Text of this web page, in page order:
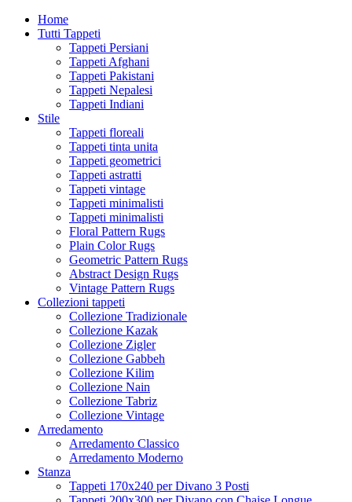
Home
Tutti Tappeti
Tappeti Persiani
Tappeti Afghani
Tappeti Pakistani
Tappeti Nepalesi
Tappeti Indiani
Stile
Tappeti floreali
Tappeti tinta unita
Tappeti geometrici
Tappeti astratti
Tappeti vintage
Tappeti minimalisti
Tappeti minimalisti
Floral Pattern Rugs
Plain Color Rugs
Geometric Pattern Rugs
Abstract Design Rugs
Vintage Pattern Rugs
Collezioni tappeti
Collezione Tradizionale
Collezione Kazak
Collezione Zigler
Collezione Gabbeh
Collezione Kilim
Collezione Nain
Collezione Tabriz
Collezione Vintage
Arredamento
Arredamento Classico
Arredamento Moderno
Stanza
Tappeti 170x240 per Divano 3 Posti